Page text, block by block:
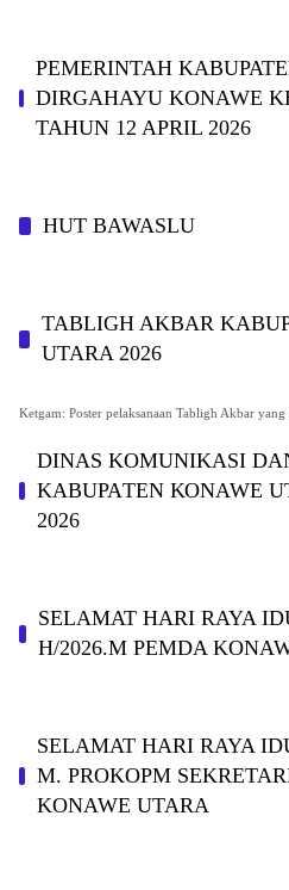
PEMERINTAH
DIRGAHAYU KONAWE
TAHUN 12 APRIL 2026
HUT BAWASLU
TABLIGH AKBAR
UTARA 2026
Ketgam: Poster pelaksanaan Tabligh Akbar
DINAS KOMUNIKASI
KABUPAΤΕΝ ΚΟNAWE
2026
SELAMAT HARI RAYA
H/2026.M PEMDA
SELAMAT HARI RAYA
M. PROKOPM
KONAWE UTARA